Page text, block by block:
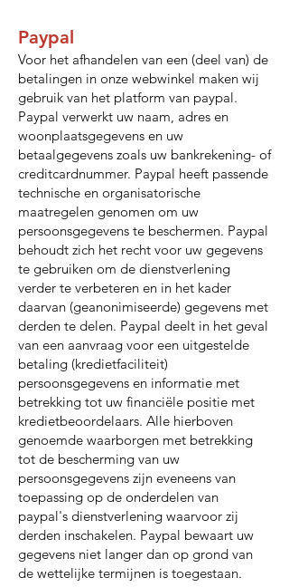
Paypal
Voor het afhandelen van een (deel van) de
betalingen in onze webwinkel maken wij
gebruik van het platform van paypal.
Paypal verwerkt uw naam, adres en
woonplaatsgegevens en uw
betaalgegevens zoals uw bankrekening- of
creditcardnummer. Paypal heeft passende
technische en organisatorische
maatregelen genomen om uw
persoonsgegevens te beschermen. Paypal
behoudt zich het recht voor uw gegevens
te gebruiken om de dienstverlening
verder te verbeteren en in het kader
daarvan (geanonimiseerde) gegevens met
derden te delen. Paypal deelt in het geval
van een aanvraag voor een uitgestelde
betaling (kredietfaciliteit)
persoonsgegevens en informatie met
betrekking tot uw financiële positie met
kredietbeoordelaars. Alle hierboven
genoemde waarborgen met betrekking
tot de bescherming van uw
persoonsgegevens zijn eveneens van
toepassing op de onderdelen van
paypal's dienstverlening waarvoor zij
derden inschakelen. Paypal bewaart uw
gegevens niet langer dan op grond van
de wettelijke termijnen is toegestaan.